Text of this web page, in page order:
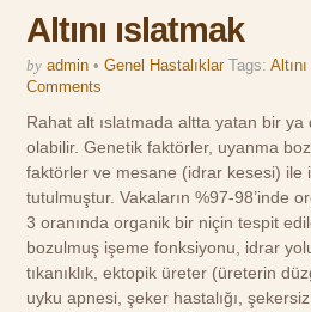
Altını ıslatmak
by admin • Genel Hastalıklar Tags:
Comments
Rahat alt ıslatmada altta yatan bir
olabilir. Genetik faktörler, uyanma
faktörler ve mesane (idrar kesesi) ile
tutulmuştur. Vakaların %97-98’inde
3 oranında organik bir niçin tespit
bozulmuş işeme fonksiyonu, idrar
tıkanıklık, ektopik üreter (üreterin
uyku apnesi, şeker hastalığı,